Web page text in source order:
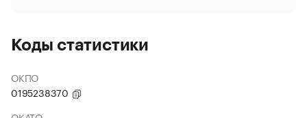
Коды статистики
ОКПО
0195238370